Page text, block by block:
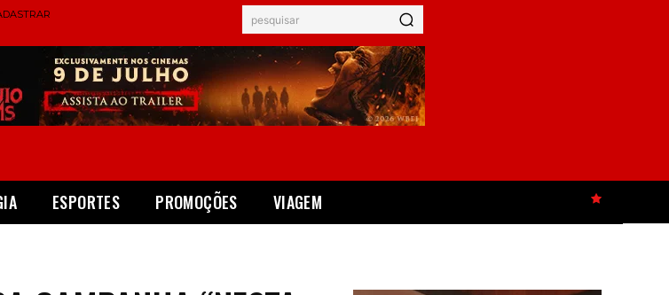
pesquisar
ESPORTES PROMOÇÕES VIAGEM